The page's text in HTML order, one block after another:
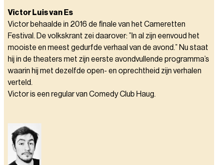
Victor Luis van Es
Victor behaalde in 2016 de finale van het Cameretten
Festival. De volkskrant zei daarover: ”In al zijn eenvoud het
mooiste en meest gedurfde verhaal van de avond.” Nu staat
hij in de theaters met zijn eerste avondvullende programma’s
waarin hij met dezelfde open- en oprechtheid zijn verhalen
verteld.
Victor is een regular van Comedy Club Haug.